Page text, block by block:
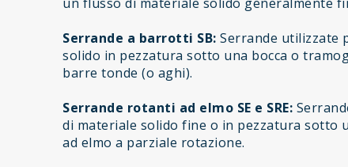
Serrande a barrotti SB: Serrande utilizzate
solido in pezzatura sotto una bocca o
barre tonde (o aghi).
Serrande rotanti ad elmo SE e SRE:
di materiale solido fine o in pezzatura sotto
ad elmo a parziale rotazione.